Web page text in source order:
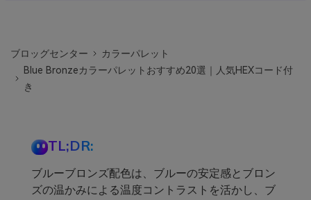
ブロッグセンター
カラーパレット
Blue Bronzeカラーパレットおすすめ20選｜人気HEXコード付
き
TL;DR:
ブルーブロンズ配色は、ブルーの安定感とブロン
ズの温かみによる温度コントラストを活かし、ブ